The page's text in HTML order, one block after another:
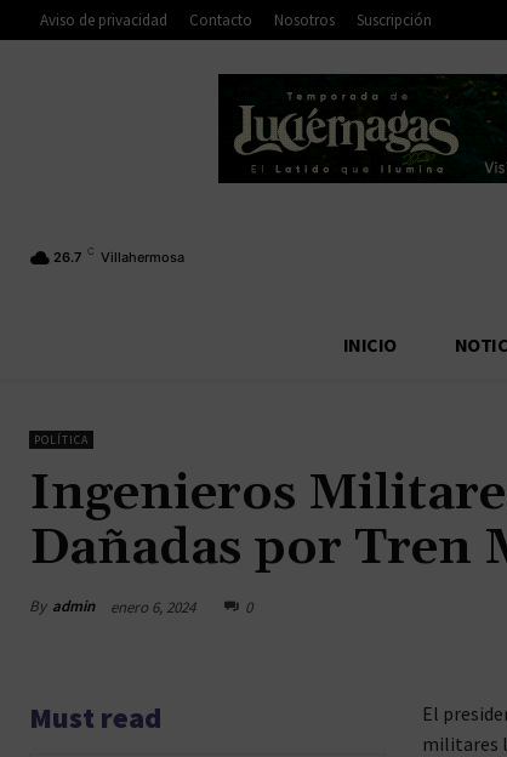
Aviso de privacidad Contacto Nosotros Suscripción
26.7 C Villahermosa
INICIO
POLÍTICA
Ingenieros
Dañadas por Tren
By admin enero 6, 2024 0
Must read
El
militares